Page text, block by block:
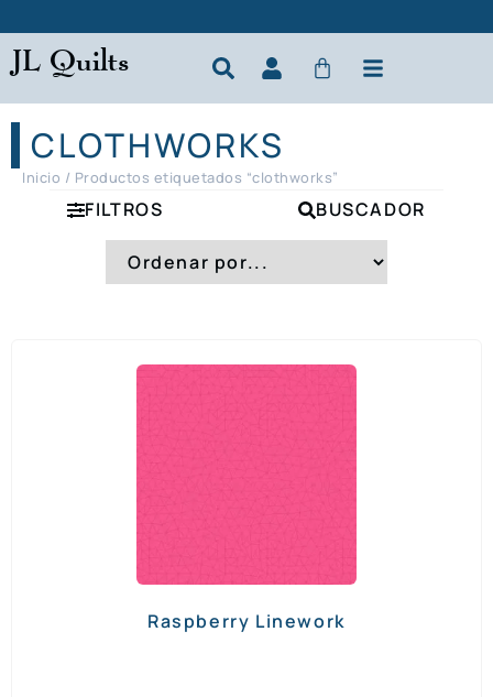
JL Quilts
CLOTHWORKS
Inicio / Productos etiquetados “clothworks”
FILTROS BUSCADOR
Raspberry Linework